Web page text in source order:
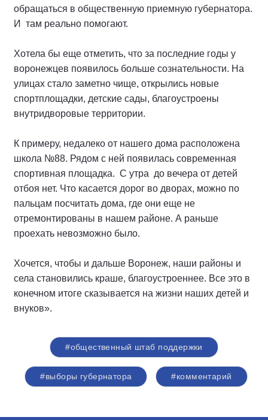
обращаться в общественную приемную губернатора.
И там реально помогают.
Хотела бы еще отметить, что за последние годы у
воронежцев появилось больше сознательности. На
улицах стало заметно чище, открылись новые
спортплощадки, детские сады, благоустроены
внутридворовые территории.
К примеру, недалеко от нашего дома расположена
школа №88. Рядом с ней появилась современная
спортивная площадка. С утра до вечера от детей
отбоя нет. Что касается дорог во дворах, можно по
пальцам посчитать дома, где они еще не
отремонтированы в нашем районе. А раньше
проехать невозможно было.
Хочется, чтобы и дальше Воронеж, наши районы и
села становились краше, благоустроеннее. Все это в
конечном итоге сказывается на жизни наших детей и
внуков».
#общественный штаб поддержки
#выборы губернатора #комментарий